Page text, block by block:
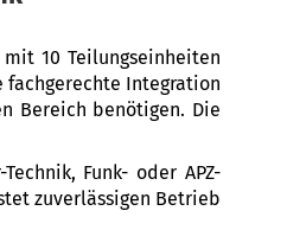
10 Teilungseinheiten
fachgerechte Integration
Bereich benötigen. Die
Funk- oder APZ-
zuverlässigen Betrieb